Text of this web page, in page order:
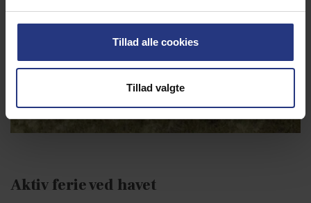
Tillad alle cookies
Tillad valgte
Aktiv ferie ved havet